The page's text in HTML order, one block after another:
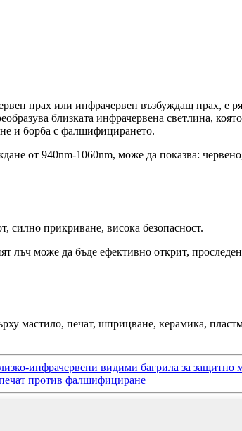
прах или инфрачервен възбуждащ прах, е
близката инфрачервена светлина,
и борба с фалшифицирането.
от 940nm-1060nm, може да показва:
силно прикриване, висока безопасност.
лъч може да бъде ефективно открит,
мастило, печат, шприцване, керамика,
инфрачервени видими багрила за защитно
против фалшифициране